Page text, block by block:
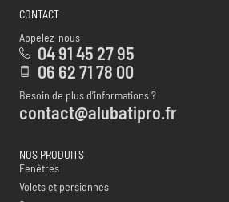
CONTACT
Appelez-nous
04 91 45 27 95
06 62 71 78 00
Besoin de plus d’informations ?
contact@alubatipro.fr
NOS PRODUITS
Fenêtres
Volets et persiennes